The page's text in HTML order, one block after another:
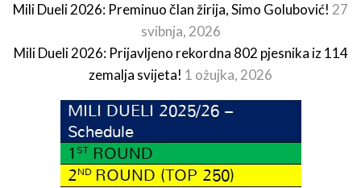
Mili Dueli 2026: Preminuo član žirija, Simo Golubović! 27
svibnja, 2026
Mili Dueli 2026: Prijavljeno rekordna 802 pjesnika iz 114
zemalja svijeta! 1 ožujka, 2026